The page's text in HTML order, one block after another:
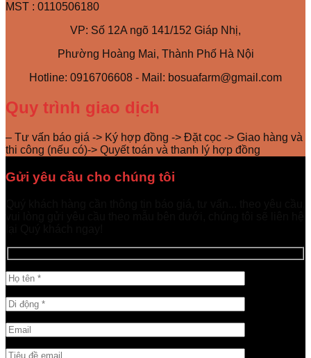
MST : 0110506180
VP: Số 12A ngõ 141/152 Giáp Nhị,
Phường Hoàng Mai, Thành Phố Hà Nội
Hotline: 0916706608 - Mail: bosuafarm@gmail.com
Quy trình giao dịch
– Tư vấn báo giá -> Ký hợp đồng -> Đặt cọc -> Giao hàng và
thi công (nếu có)-> Quyết toán và thanh lý hợp đồng
Gửi yêu cầu cho chúng tôi